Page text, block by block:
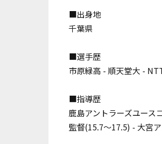
■出身地
千葉県
■選手歴
市原緑高 - 順天堂大 -
■指導歴
鹿島アントラーズユース
監督(15.7〜17.5) - 大宮